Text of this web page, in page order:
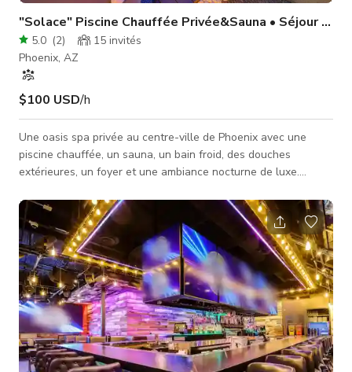
"Solace" Piscine Chauffée Privée&Sauna • Séjour
5.0 (2) 15 invités
Phoenix, AZ
$100 USD/h
Une oasis spa privée au centre-ville de Phoenix avec une
piscine chauffée, un sauna, un bain froid, des douches
extérieures, un foyer et une ambiance nocturne de luxe.
expérience de style resort avec une intimité totale. Profitez
d'un intérieur moderne, d'une cuisine complète, d'un WiFi
rapide et de tout le confort de la maison — à quelques
minutes des meilleurs restaurants, événements et de
l'aéroport Sky Harbor de Phoenix.